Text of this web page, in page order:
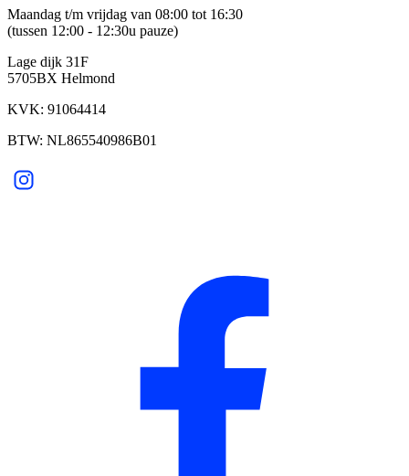
Maandag t/m vrijdag van 08:00 tot 16:30
(tussen 12:00 - 12:30u pauze)
Lage dijk 31F
5705BX Helmond
KVK: 91064414
BTW: NL865540986B01